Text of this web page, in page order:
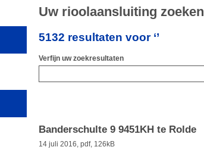
Uw rioolaansluiting zoeken
5132 resultaten voor ‘’
Verfijn uw zoekresultaten
Banderschulte 9 9451KH te Rolde
14 juli 2016, pdf, 126kB